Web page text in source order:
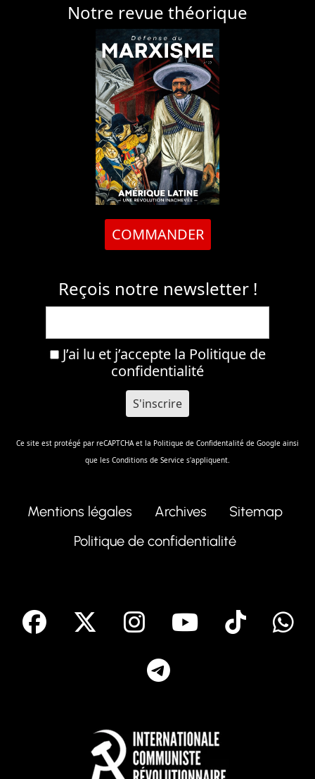
Notre revue théorique
COMMANDER
Reçois notre newsletter !
J’ai lu et j’accepte la Politique de
confidentialité
Ce site est protégé par reCAPTCHA et la Politique de Confidentalité de Google ainsi
que les Conditions de Service s'appliquent.
Mentions légales Archives
Sitemap
Politique de confidentialité
facebook Instagram
Youtube
Tik